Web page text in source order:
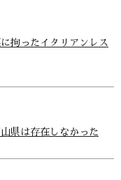
拘ったイタリアンレス
県は存在しなかった